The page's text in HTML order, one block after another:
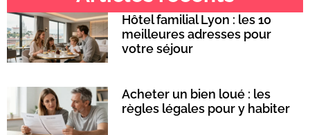
Hôtel familial Lyon : les 10
meilleures adresses pour
votre séjour
Acheter un bien loué : les
règles légales pour y habiter